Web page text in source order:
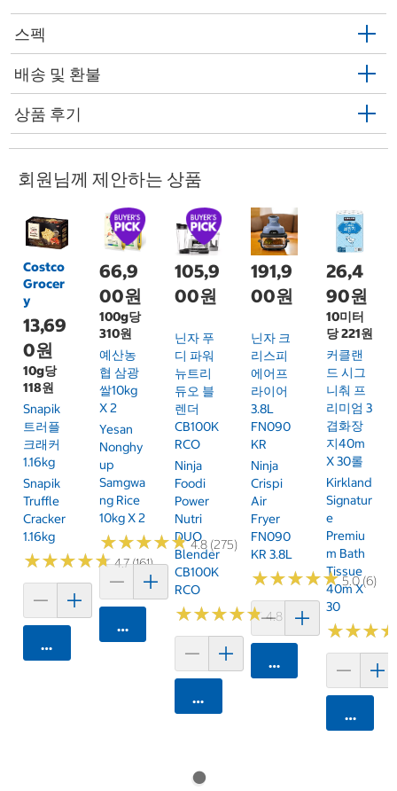
스펙
배송 및 환불
상품 후기
회원님께 제안하는 상품
Costco
Grocer
y
13,69
0원
10g당
118원
Snapik
트러플
크래커
1.16kg
Snapik
Truffle
Cracker
1.16kg
★★★★★
★★★★★4.7 (161)
카트에 담기
66,9
00원
100g당
310원
예산농
협 삼광
쌀10kg
X 2
Yesan
Nonghy
Up
Samgwa
Ng Rice
10kg X 2
★★★★★
★★★★★4.8 (275)
카트에 담기
105,9
00원
닌자 푸
디 파워
뉴트리
듀오 블
렌더
CB100K
RCO
Ninja
Foodi
Power
Nutri
DUO
Blender
CB100K
RCO
★★★★★
★★★★★4.8 (250)
카트에 담기
191,9
00원
닌자 크
리스피
에어프
라이어
3.8L
FN090
KR
Ninja
Crispi
Air
Fryer
FN090
KR 3.8L
★★★★★
★★★★★5.0 (6)
카트에 담기
26,4
90원
10미터
당 221원
커클랜
드 시그
니춰 프
리미엄 3
겹화장
지40m
X 30롤
Kirkland
Signatur
E
Premiu
M Bath
Tissue
40m X
30
★★★
★★★
카트에